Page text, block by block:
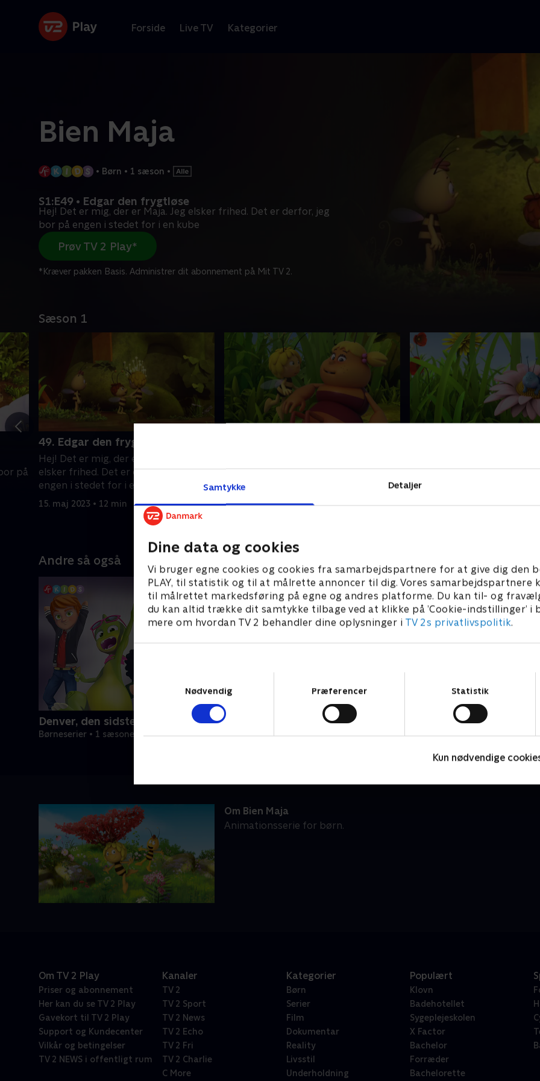
Samtykke Detaljer
Dine data og cookies
Vi bruger egne cookies og cookies fra samarbejdspartnere for at give dig den
PLAY, til statistik og til at målrette annoncer til dig. Vores samarbejdspartnere
til målrettet markedsføring på egne og andres platforme. Du kan til- og
du kan altid trække dit samtykke tilbage ved at klikke på ’Cookie-indstillinger’ i
mere om hvordan TV 2 behandler dine oplysninger i TV 2s privatlivspolitik.
Nødvendig
Præferencer Statistik
Kun nødvendige
Forside Live TV Kategorier
Bien Maja
• Børn • 1 sæson •
S1:E49 • Edgar den frygtløse
Hej! Det er mig, der er Maja. Jeg elsker frihed. Det er derfor, jeg
bor på engen i stedet for i en kube
Prøv TV 2 Play*
*Kræver pakken Basis. Administrer dit abonnement på Mit TV 2.
Sæson 1
på
49. Edgar den frygtløse
Hej! Det er mig, der er Maja. Jeg
elsker frihed. Det er derfor, jeg bor på
engen i stedet for i en kube
15. maj 2023 • 12 min
elsker frihed. Det er derfor, jeg bor på
engen i stedet for i en kube
15. maj 2023 • 12 min
engen i stedet for i en kube
Andre så også
Denver, den sidste dinosaur
Børneserier • 1 sæsoner
Arne Alligator
Om Bien Maja
Animationsserie for børn.
Om TV 2 Play
Priser og abonnement
Her kan du se TV 2 Play
Gavekort til TV 2 Play
Support og Kundecenter
Vilkår og betingelser
TV 2 NEWS i offentligt rum
Kanaler
TV 2
TV 2 Sport
TV 2 News
TV 2 Echo
TV 2 Fri
TV 2 Charlie
C More
Kategorier
Børn
Serier
Film
Dokumentar
Reality
Livsstil
Underholdning
Populært
Klovn
Badehotellet
Sygeplejeskolen
X Factor
Bachelor
Forræder
Bachelorette